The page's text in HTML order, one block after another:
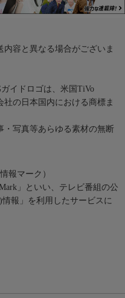
容と異なる場合がございま
イドロゴは、米国TiVo
社の日本国内における商標ま
・写真等あらゆる素材の無断
報マーク）
」といい、テレビ番組の公
報」を利用したサービスに